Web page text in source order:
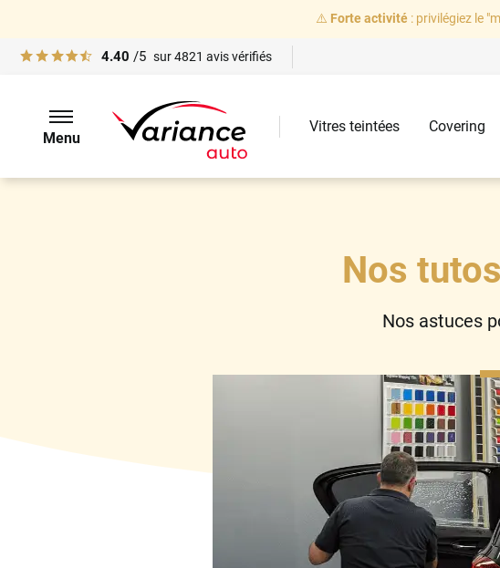
⚠️ Forte activité: privilégiez le
4.40 /5 sur4821 avis vérifiés
Menu
Vitres teintées Covering
Nos
Nos astuces